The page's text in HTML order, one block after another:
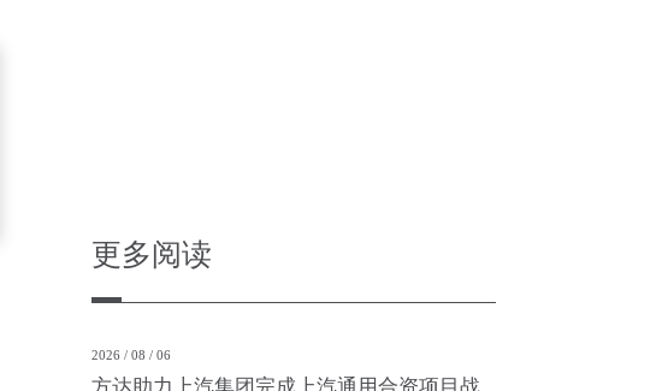
更多阅读
2026 / 08 / 06
方达助力上汽集团完成上汽通用合资项目战